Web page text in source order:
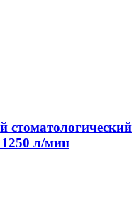
стоматологический
1250 л/мин